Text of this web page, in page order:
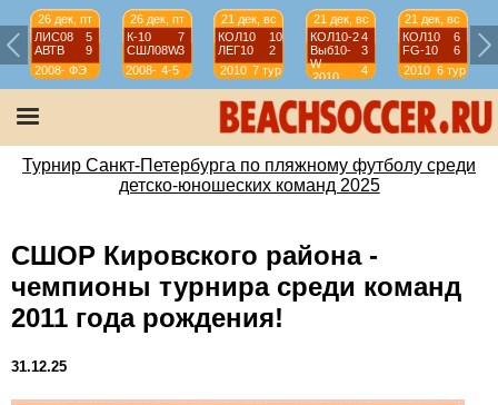
26 дек, пт
ЛИС08
5
АВТВ
9
2008-
2009
ФЭ
26 дек, пт
К-10
7
СШЛ08W3
2008-
2009
4-5
21 дек, вс
КОЛ10
10
ЛЕГ10
2
2010 7 тур
21 дек, вс
КОЛ10-24
Выб10-
W
3
2010
4
тур
21 дек, вс
КОЛ10
6
FG-10
6
2010 6 тур
Турнир Санкт-Петербурга по пляжному футболу среди
детско-юношеских команд 2025
СШОР Кировского района -
чемпионы турнира среди команд
2011 года рождения!
31.12.25